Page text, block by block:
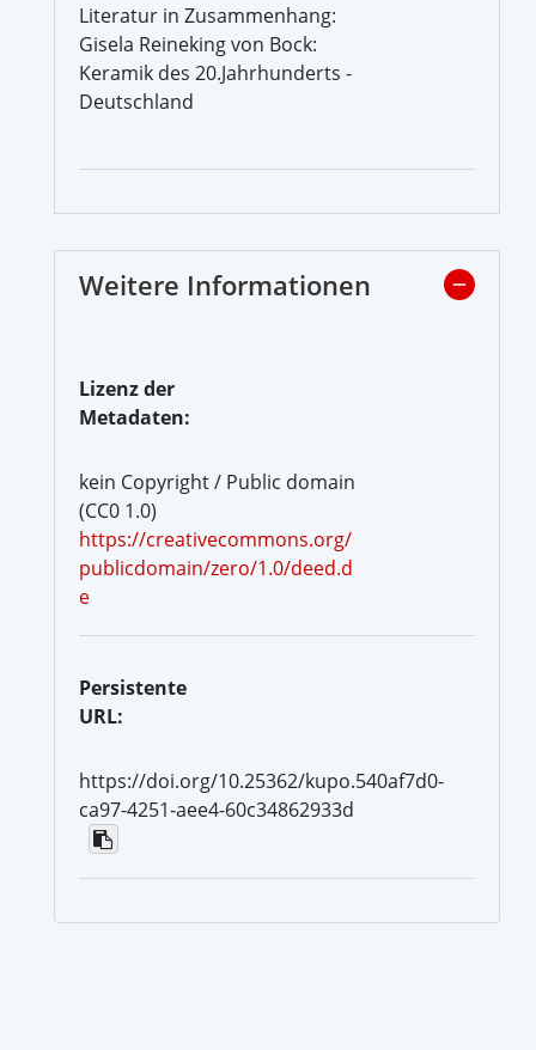
Literatur in Zusammenhang:
Gisela Reineking von Bock:
Keramik des 20.Jahrhunderts -
Deutschland
Weitere Informationen
Lizenz der
Metadaten:
kein Copyright / Public domain
(CC0 1.0)
https://creativecommons.org/
publicdomain/zero/1.0/deed.d
e
Persistente
URL:
https://doi.org/10.25362/kupo.540af7d0-
ca97-4251-aee4-60c34862933d